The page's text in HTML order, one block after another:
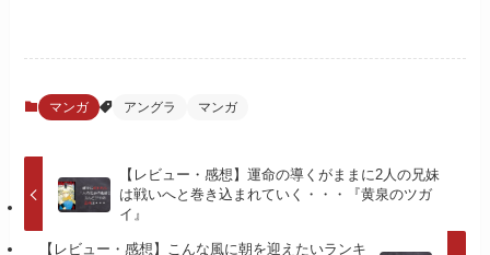
マンガ アングラ マンガ
【レビュー・感想】運命の導くがままに2人の兄妹
は戦いへと巻き込まれていく・・・『黄泉のツガ
イ』
【レビュー・感想】こんな風に朝を迎えたいランキ